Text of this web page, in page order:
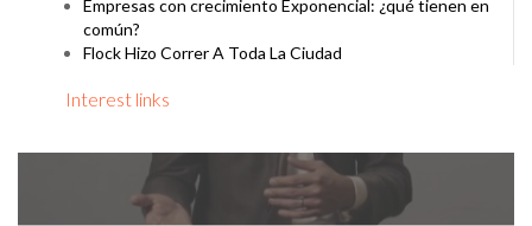
Empresas con crecimiento Exponencial: ¿qué tienen en
común?
Flock Hizo Correr A Toda La Ciudad
Interest links
CARACTERÍSTICAS DE UN DIRECTOR - SEBASTIÁN TONDA